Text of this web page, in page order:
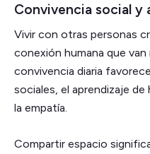
Convivencia social y
Vivir con otras personas
conexión humana que
convivencia diaria
sociales, el aprendizaje
la empatía.
Compartir espacio